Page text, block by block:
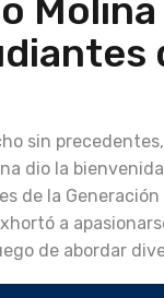
sin
dio la
de la Generación
a
de abordar